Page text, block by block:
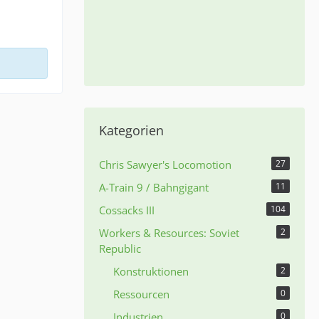
Kategorien
Chris Sawyer's Locomotion 27
A-Train 9 / Bahngigant 11
Cossacks III 104
Workers & Resources: Soviet
Republic
2
Konstruktionen 2
Ressourcen 0
0